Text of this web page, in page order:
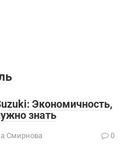
Экономичность,
знать
Смирнова 0